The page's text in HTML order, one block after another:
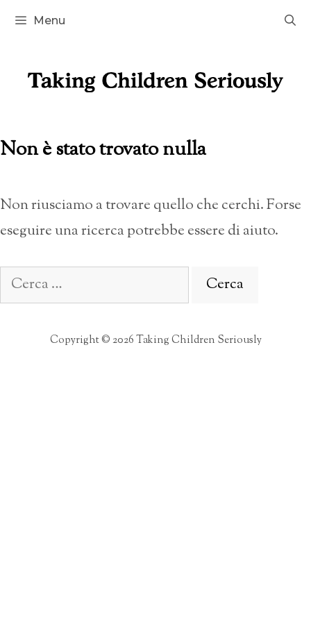
Vai
Menu
Non è stato trovato nulla
Non riusciamo a trovare quello che cerchi. Forse
eseguire una ricerca potrebbe essere di aiuto.
Ricerca
per:
Copyright © 2026 Taking Children Seriously